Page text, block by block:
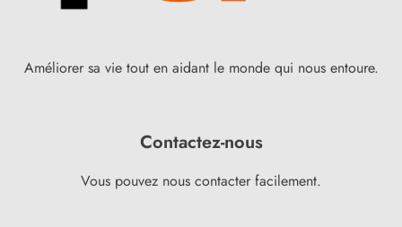
Améliorer sa vie tout en aidant le monde qui nous entoure.
Contactez-nous
Vous pouvez nous contacter facilement.